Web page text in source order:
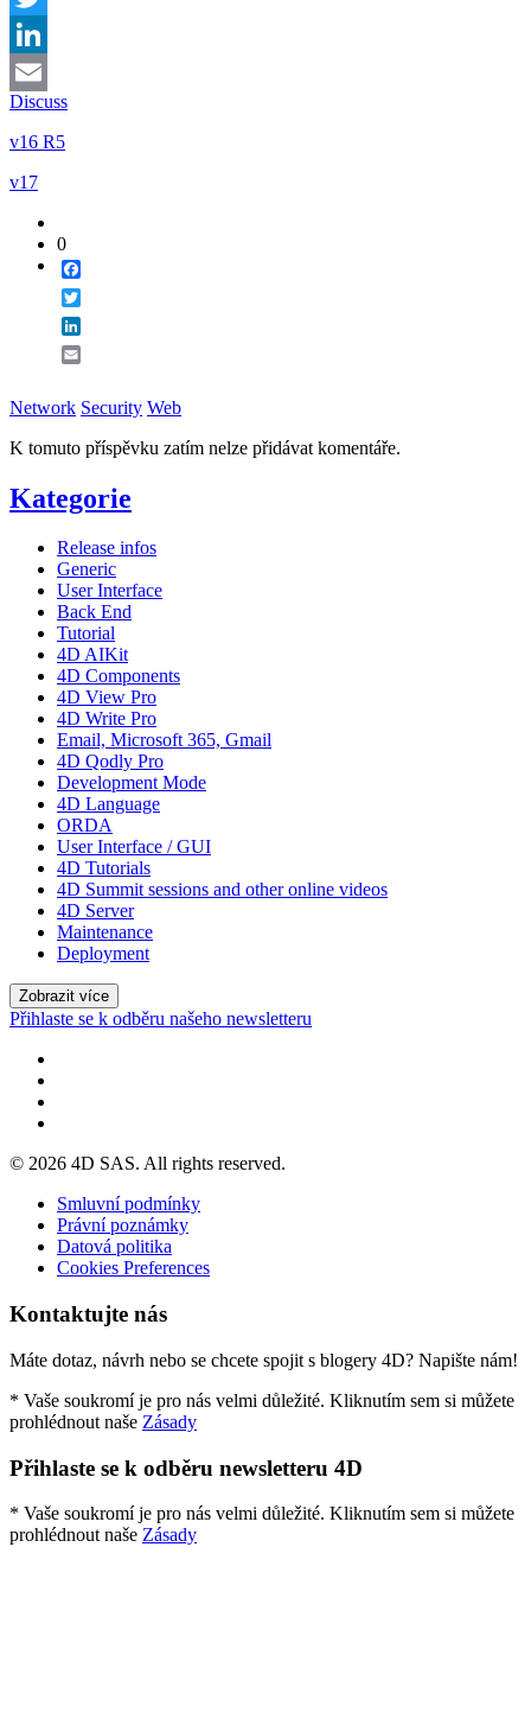
Twitter
LinkedIn
Email
Discuss
v16 R5
v17
0
Network Security Web
K tomuto příspěvku zatím nelze přidávat komentáře.
Kategorie
Release infos
Generic
User Interface
Back End
Tutorial
4D AIKit
4D Components
4D View Pro
4D Write Pro
Email, Microsoft 365, Gmail
4D Qodly Pro
Development Mode
4D Language
ORDA
User Interface / GUI
4D Tutorials
4D Summit sessions and other online videos
4D Server
Maintenance
Deployment
Zobrazit více
Přihlaste se k odběru našeho newsletteru
© 2026 4D SAS. All rights reserved.
Smluvní podmínky
Právní poznámky
Datová politika
Cookies Preferences
Kontaktujte nás
Máte dotaz, návrh nebo se chcete spojit s blogery 4D? Napište nám!
* Vaše soukromí je pro nás velmi důležité. Kliknutím sem si můžete
prohlédnout naše Zásady
Přihlaste se k odběru newsletteru 4D
* Vaše soukromí je pro nás velmi důležité. Kliknutím sem si můžete
prohlédnout naše Zásady